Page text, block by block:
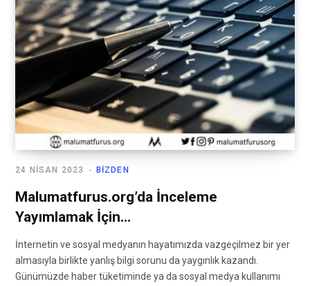
BIZDEN
24 NISAN 2023
Malumatfurus.org’da İnceleme
Yayımlamak İçin…
İnternetin ve sosyal medyanın hayatımızda vazgeçilmez bir yer
almasıyla birlikte yanlış bilgi sorunu da yaygınlık kazandı.
Günümüzde haber tüketiminde ya da sosyal medya kullanımı